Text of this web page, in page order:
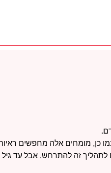
מומחים אלה מחפשים ראיות
לתהליך זה להתרחש, אבל עד